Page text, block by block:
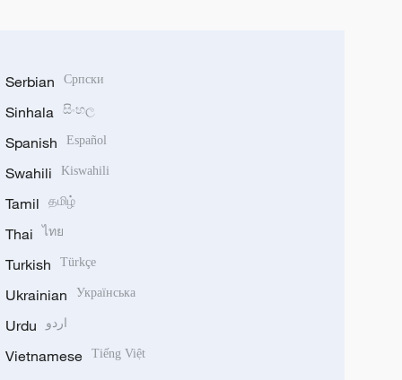
Serbian Српски
Sinhala සිංහල
Spanish Español
Swahili Kiswahili
Tamil தமிழ்
Thai ไทย
Turkish Türkçe
Ukrainian Українська
Urdu اردو
Vietnamese Tiếng Việt